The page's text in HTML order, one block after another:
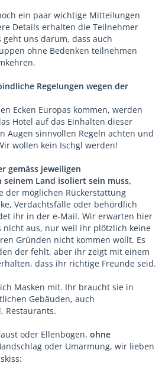
ein paar wichtige Mitteilungen
Details erhalten die Teilnehmer
uns darum, dass auch
ohne Bedenken teilnehmen
Regelungen wegen der
Ecken Europas kommen, werden
Hotel auf das Einhalten dieser
Augen sinnvollen Regeln achten und
wollen kein Ischgl werden!
gemäss jeweiligen
Land isoliert sein muss,
der möglichen Rückerstattung
Verdachtsfälle oder behördlich
ihr in der e-Mail. Wir erwarten hier
nicht aus, nur weil ihr plötzlich keine
Gründen nicht kommen wollt. Es
der fehlt, aber ihr zeigt mit einem
dass ihr richtige Freunde seid.
Masken mit. Ihr braucht sie in
Gebäuden, auch
Restaurants.
oder Ellenbogen, ohne
oder Umarmung, wir lieben